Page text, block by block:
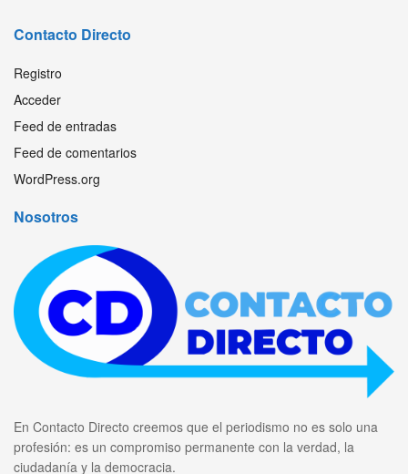
Contacto Directo
Registro
Acceder
Feed de entradas
Feed de comentarios
WordPress.org
Nosotros
En Contacto Directo creemos que el periodismo no es solo una
profesión: es un compromiso permanente con la verdad, la
ciudadanía y la democracia.